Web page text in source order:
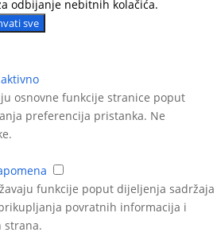
odbijanje nebitnih kolačića.
sve
osnovne funkcije stranice poput
preferencija pristanka. Ne
funkcije poput dijeljenja sadržaja
povratnih informacija i
strana.